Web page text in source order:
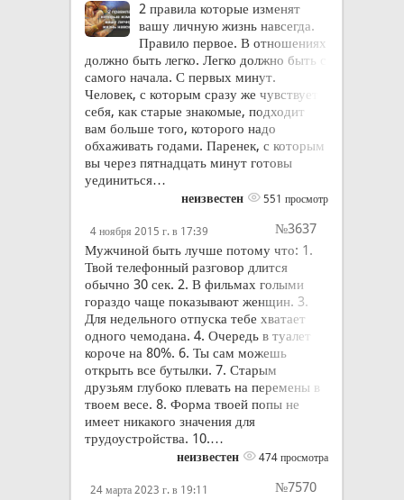
2 правила которые изменят
вашу личную жизнь навсегда.
Правило первое. В отношениях
должно быть легко. Легко должно быть с
самого начала. С первых минут.
Человек, с которым сразу же чувствуете
себя, как старые знакомые, подходит
вам больше того, которого надо
обхаживать годами. Паренек, с которым
вы через пятнадцать минут готовы
уединиться…
неизвестен 551 просмотр
4 ноября 2015 г. в 17:39
№3637
Мужчиной быть лучше потому что: 1.
Твой телефонный разговор длится
обычно 30 сек. 2. В фильмах голыми
гораздо чаще показывают женщин. 3.
Для недельного отпуска тебе хватает
одного чемодана. 4. Очередь в туалет
короче на 80%. 6. Ты сам можешь
открыть все бутылки. 7. Старым
друзьям глубоко плевать на перемены в
твоем весе. 8. Форма твоей попы не
имеет никакого значения для
трудоустройства. 10.…
неизвестен 474 просмотра
24 марта 2023 г. в 19:11
№7570